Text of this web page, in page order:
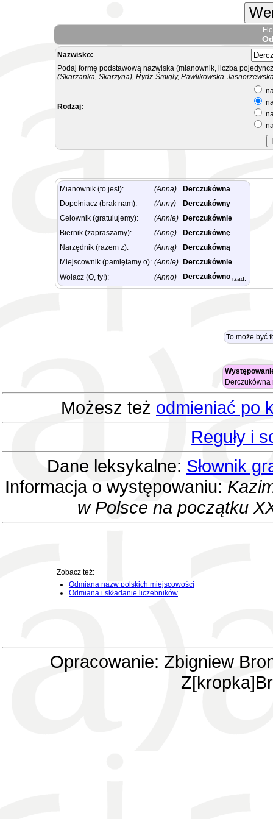
Nazwisko:
Podaj formę podstawową nazwiska (mianownik, liczba
(Skarżanka, Skarżyna), Rydz-Śmigły, Pawlikowska-
Rodzaj:
Mianownik (to jest): (Anna)
Derczukówna
Dopełniacz (brak nam):
(Anny)
Derczukówny
Celownik (gratulujemy):
(Annie)
Derczukównie
Biernik (zapraszamy):
(Annę)
Derczukównę
Narzędnik (razem z):
(Anną)
Derczukówną
Miejscownik (pamiętamy o): (Annie)
Derczukównie
Wołacz (O, ty!):
(Anno) Derczukówno rzad.
To może być
Derczukówna
Możesz też odmieniać po
Reguły i
Dane leksykalne: Słownik
Informacja o występowaniu:
w Polsce na początku
Zobacz też:
Odmiana nazw polskich miejscowości
Odmiana i składanie liczebników
Opracowanie: Zbigniew